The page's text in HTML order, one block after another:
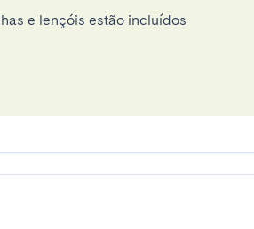
e lençóis estão incluídos